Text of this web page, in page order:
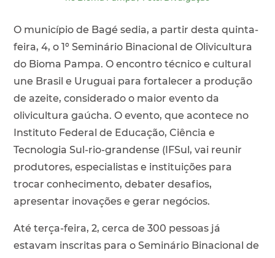
O município de Bagé sedia, a partir desta quinta-
feira, 4, o 1º Seminário Binacional de Olivicultura
do Bioma Pampa. O encontro técnico e cultural
une Brasil e Uruguai para fortalecer a produção
de azeite, considerado o maior evento da
olivicultura gaúcha. O evento, que acontece no
Instituto Federal de Educação, Ciência e
Tecnologia Sul-rio-grandense (IFSul, vai reunir
produtores, especialistas e instituições para
trocar conhecimento, debater desafios,
apresentar inovações e gerar negócios.
Até terça-feira, 2, cerca de 300 pessoas já
estavam inscritas para o Seminário Binacional de